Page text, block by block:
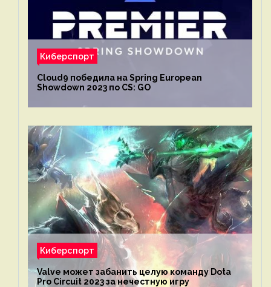
Киберспорт
Cloud9 победила на Spring European
Showdown 2023 по CS: GO
Киберспорт
Valve может забанить целую команду Dota
Pro Circuit 2023 за нечестную игру